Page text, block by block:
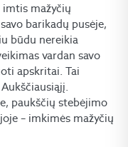
imtis mažyčių
barikadų pusėje,
būdu nereikia
vardan savo
apskritai. Tai
paukščių stebėjimo
– imkimės mažyčių